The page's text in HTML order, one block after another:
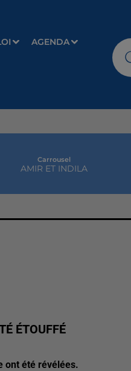
AGENDA
Carrousel
AMIR ET INDILA
ÉTOUFFÉ
ont été révélées.